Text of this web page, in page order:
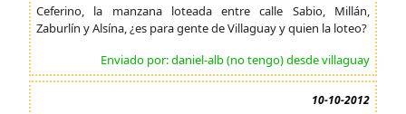
Ceferino, la manzana loteada entre calle Sabio, Millán,
Zaburlín y Alsína, ¿es para gente de Villaguay y quien la loteo?
Enviado por: daniel-alb (no tengo) desde villaguay
10-10-2012